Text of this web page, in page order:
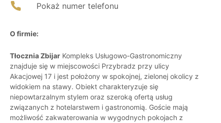
Pokaż numer telefonu
O firmie:
Tłocznia Zbijar Kompleks Usługowo-Gastronomiczny
znajduje się w miejscowości Przybradz przy ulicy
Akacjowej 17 i jest położony w spokojnej, zielonej okolicy z
widokiem na stawy. Obiekt charakteryzuje się
niepowtarzalnym stylem oraz szeroką ofertą usług
związanych z hotelarstwem i gastronomią. Goście mają
możliwość zakwaterowania w wygodnych pokojach z